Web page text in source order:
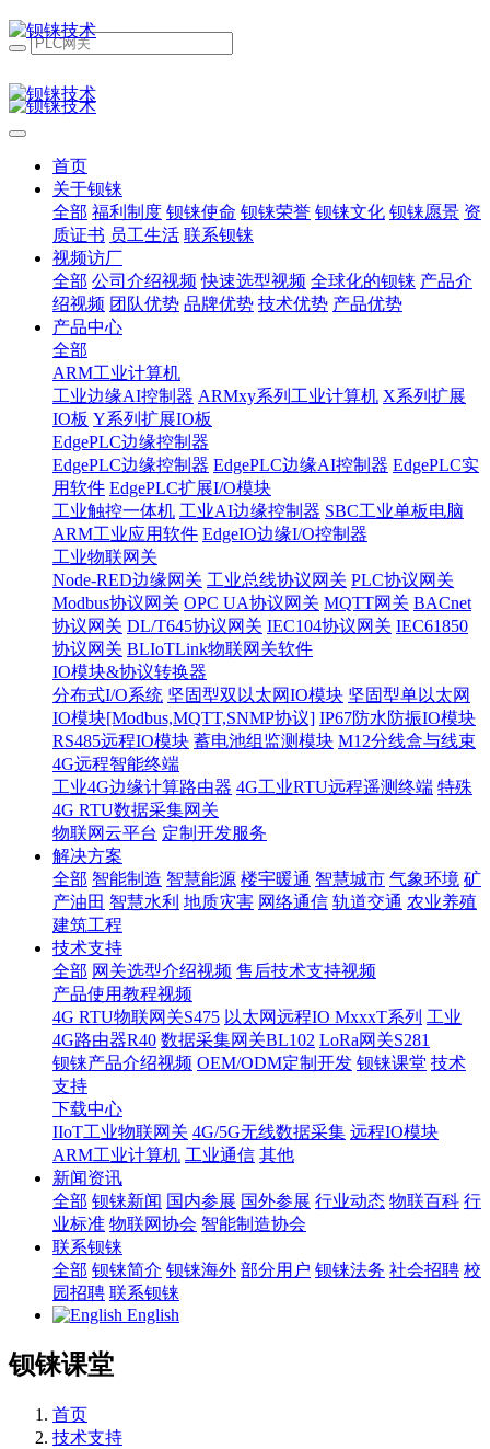
首页
关于钡铼
全部 福利制度 钡铼使命 钡铼荣誉 钡铼文化 钡铼愿景 资
质证书 员工生活 联系钡铼
视频访厂
全部 公司介绍视频 快速选型视频 全球化的钡铼 产品介
绍视频 团队优势 品牌优势 技术优势 产品优势
产品中心
全部
ARM工业计算机
工业边缘AI控制器 ARMxy系列工业计算机 X系列扩展
IO板 Y系列扩展IO板
EdgePLC边缘控制器
EdgePLC边缘控制器 EdgePLC边缘AI控制器 EdgePLC实
用软件 EdgePLC扩展I/O模块
工业触控一体机 工业AI边缘控制器 SBC工业单板电脑
ARM工业应用软件 EdgeIO边缘I/O控制器
工业物联网关
Node-RED边缘网关 工业总线协议网关 PLC协议网关
Modbus协议网关 OPC UA协议网关 MQTT网关 BACnet
协议网关 DL/T645协议网关 IEC104协议网关 IEC61850
协议网关 BLIoTLink物联网关软件
IO模块&协议转换器
分布式I/O系统 坚固型双以太网IO模块 坚固型单以太网
IO模块[Modbus,MQTT,SNMP协议] IP67防水防振IO模块
RS485远程IO模块 蓄电池组监测模块 M12分线盒与线束
4G远程智能终端
工业4G边缘计算路由器 4G工业RTU远程遥测终端 特殊
4G RTU数据采集网关
物联网云平台 定制开发服务
解决方案
全部 智能制造 智慧能源 楼宇暖通 智慧城市 气象环境 矿
产油田 智慧水利 地质灾害 网络通信 轨道交通 农业养殖
建筑工程
技术支持
全部 网关选型介绍视频 售后技术支持视频
产品使用教程视频
4G RTU物联网关S475 以太网远程IO MxxxT系列 工业
4G路由器R40 数据采集网关BL102 LoRa网关S281
钡铼产品介绍视频 OEM/ODM定制开发 钡铼课堂 技术
支持
下载中心
IIoT工业物联网关 4G/5G无线数据采集 远程IO模块
ARM工业计算机 工业通信 其他
新闻资讯
全部 钡铼新闻 国内参展 国外参展 行业动态 物联百科 行
业标准 物联网协会 智能制造协会
联系钡铼
全部 钡铼简介 钡铼海外 部分用户 钡铼法务 社会招聘 校
园招聘 联系钡铼
English
钡铼课堂
首页
技术支持